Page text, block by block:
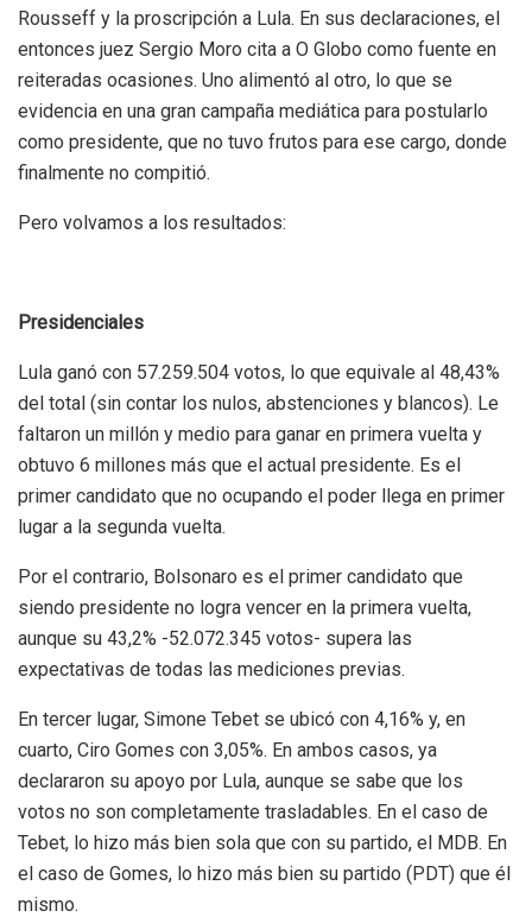
Rousseff y la proscripción a Lula. En sus declaraciones, el
entonces juez Sergio Moro cita a O Globo como fuente en
reiteradas ocasiones. Uno alimentó al otro, lo que se
evidencia en una gran campaña mediática para postularlo
como presidente, que no tuvo frutos para ese cargo, donde
finalmente no compitió.
Pero volvamos a los resultados:
Presidenciales
Lula ganó con 57.259.504 votos, lo que equivale al 48,43%
del total (sin contar los nulos, abstenciones y blancos). Le
faltaron un millón y medio para ganar en primera vuelta y
obtuvo 6 millones más que el actual presidente. Es el
primer candidato que no ocupando el poder llega en primer
lugar a la segunda vuelta.
Por el contrario, Bolsonaro es el primer candidato que
siendo presidente no logra vencer en la primera vuelta,
aunque su 43,2% -52.072.345 votos- supera las
expectativas de todas las mediciones previas.
En tercer lugar, Simone Tebet se ubicó con 4,16% y, en
cuarto, Ciro Gomes con 3,05%. En ambos casos, ya
declararon su apoyo por Lula, aunque se sabe que los
votos no son completamente trasladables. En el caso de
Tebet, lo hizo más bien sola que con su partido, el MDB. En
el caso de Gomes, lo hizo más bien su partido (PDT) que él
mismo.